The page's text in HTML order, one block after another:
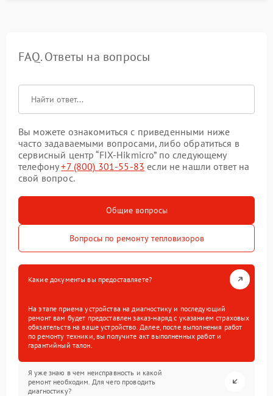
FAQ. Ответы на вопросы
Вы можете ознакомиться с приведенными ниже
часто задаваемыми вопросами, либо обратиться в
сервисный центр “FIX-Hikmicro” по следующему
телефону+7 (800) 301-55-83 если не нашли ответ на
свой вопрос.
Общие вопросы
Вопросы по ремонту тепловизоров
Какие документы вы предоставляете?
На этапе приема устройства на диагностику и последующий
ремонт вам будет предоставлен заказ-наряд с указанием страховых
обязательств на ваше устройство. Далее, после выполнения работ
по ремонту техники, вы получите акт выполненных работ и
гарантийный талон.
Я уже знаю в чем неисправность и какой
ремонт необходим. Для чего проводить
диагностику?